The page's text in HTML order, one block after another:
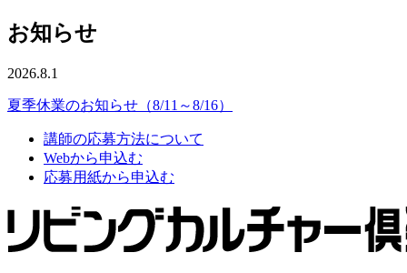
お知らせ
2026.8.1
夏季休業のお知らせ（8/11～8/16）
講師の応募方法について
Webから申込む
応募用紙から申込む